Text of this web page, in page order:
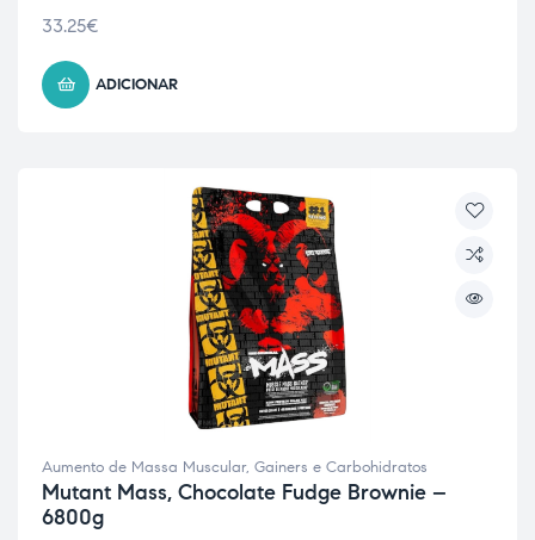
33.25€
ADICIONAR
Aumento de Massa Muscular, Gainers e Carbohidratos
Mutant Mass, Chocolate Fudge Brownie –
6800g